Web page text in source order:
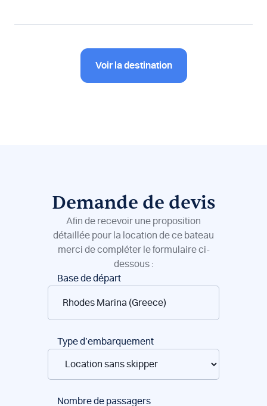
Voir la destination
Demande de devis
Afin de recevoir une proposition
détaillée pour la location de ce bateau
merci de compléter le formulaire ci-
dessous :
Réservation
bateaux
Base de départ
Type d’embarquement
Nombre de passagers